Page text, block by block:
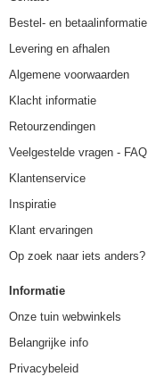
Bestel- en betaalinformatie
Levering en afhalen
Algemene voorwaarden
Klacht informatie
Retourzendingen
Veelgestelde vragen - FAQ
Klantenservice
Inspiratie
Klant ervaringen
Op zoek naar iets anders?
Informatie
Onze tuin webwinkels
Belangrijke info
Privacybeleid